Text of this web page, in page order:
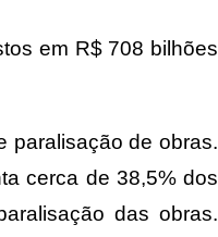
em R$ 708 bilhões
paralisação de obras.
cerca de 38,5% dos
das obras.